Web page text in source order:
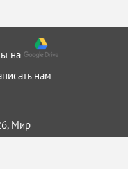
на
нам
Мир
::